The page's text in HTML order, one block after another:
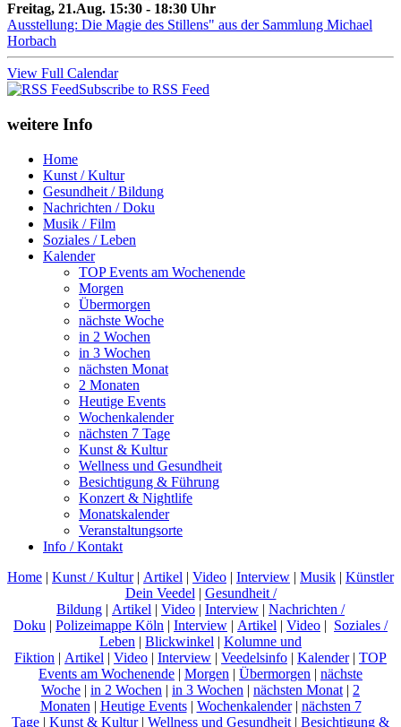
Freitag, 21.Aug. 15:30 - 18:30 Uhr
Ausstellung: Die Magie des Stillens" aus der Sammlung Michael
Horbach
View Full Calendar
Subscribe to RSS Feed
weitere Info
Home
Kunst / Kultur
Gesundheit / Bildung
Nachrichten / Doku
Musik / Film
Soziales / Leben
Kalender
TOP Events am Wochenende
Morgen
Übermorgen
nächste Woche
in 2 Wochen
in 3 Wochen
nächsten Monat
2 Monaten
Heutige Events
Wochenkalender
nächsten 7 Tage
Kunst & Kultur
Wellness und Gesundheit
Besichtigung & Führung
Konzert & Nightlife
Monatskalender
Veranstaltungsorte
Info / Kontakt
Home | Kunst / Kultur| Artikel | Video | Interview | Musik | Künstler
Dein Veedel | Gesundheit /
Bildung | Artikel | Video | Interview | Nachrichten /
Doku | Polizeimappe Köln | Interview | Artikel | Video | Soziales /
Leben | Blickwinkel | Kolumne und
Fiktion | Artikel | Video | Interview | Veedelsinfo | Kalender| TOP
Events am Wochenende | Morgen | Übermorgen | nächste
Woche | in 2 Wochen | in 3 Wochen | nächsten Monat | 2
Monaten | Heutige Events| Wochenkalender| nächsten 7
Tage | Kunst & Kultur| Wellness und Gesundheit | Besichtigung &